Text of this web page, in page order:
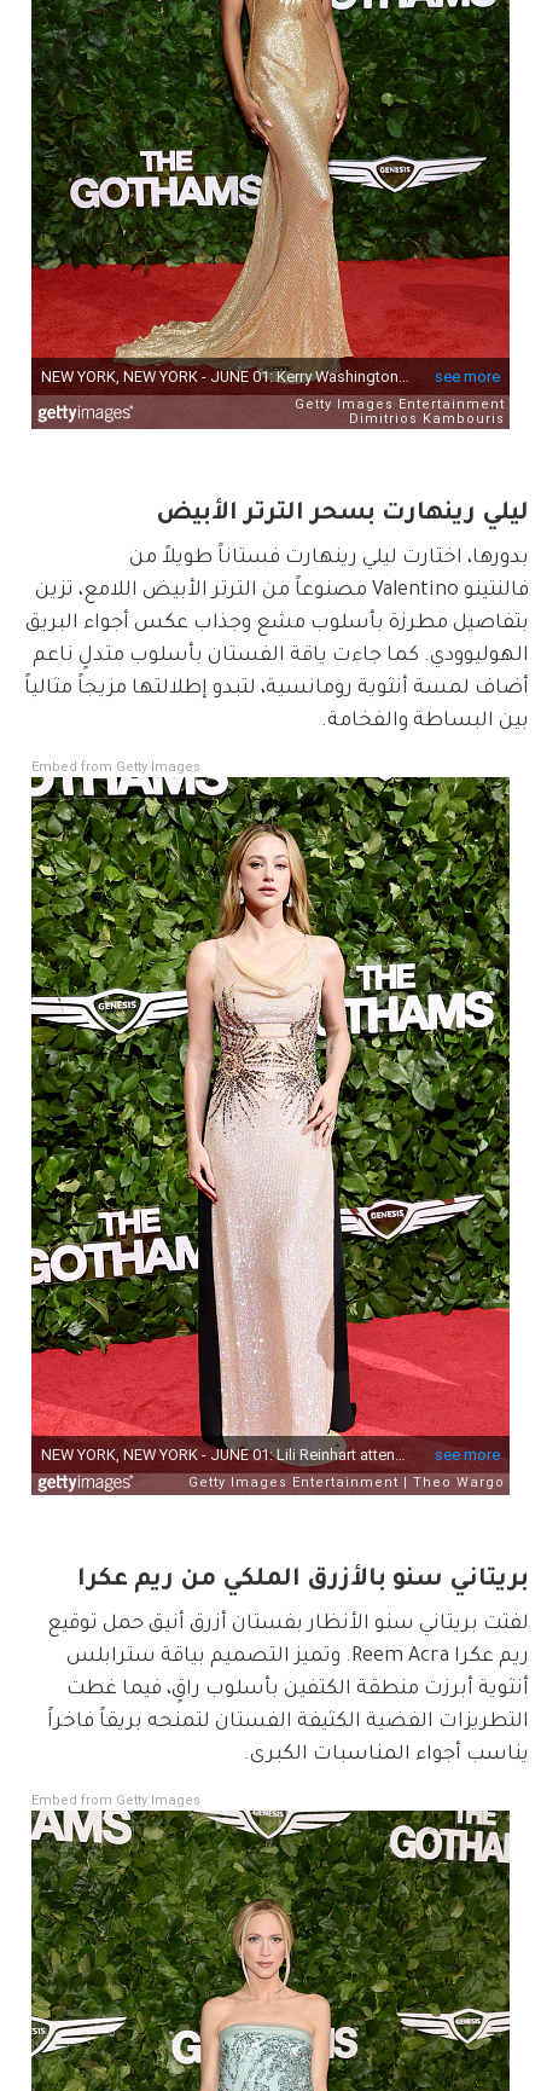
ليلي رينهارت بسحر الترتر الأبيض
بدورها، اختارت ليلي رينهارت فستاناً طويلاً من
فالنتينو Valentino مصنوعاً من الترتر الأبيض اللامع، تزين
بتفاصيل مطرزة بأسلوب مشع وجذاب عكس أجواء البريق
الهوليوودي. كما جاءت ياقة الفستان بأسلوب متدلٍ ناعم
أضاف لمسة أنثوية رومانسية، لتبدو إطلالتها مزيجاً مثالياً
بين البساطة والفخامة.
Embed from Getty Images
بريتاني سنو بالأزرق الملكي من ريم عكرا
لفتت بريتاني سنو الأنظار بفستان أزرق أنيق حمل توقيع
ريم عكرا Reem Acra. وتميز التصميم بياقة سترابلس
أنثوية أبرزت منطقة الكتفين بأسلوب راقٍ، فيما غطت
التطريزات الفضية الكثيفة الفستان لتمنحه بريقاً فاخراً
يناسب أجواء المناسبات الكبرى.
Embed from Getty Images